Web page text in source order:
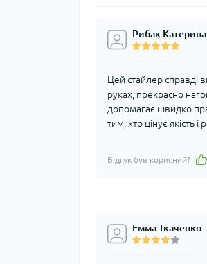
Рибак Катерина
Цей стайлер справді
руках, прекрасно
допомагає швидко
тим, хто цінує якість і
Відгук був корисний?
Емма Ткаченко